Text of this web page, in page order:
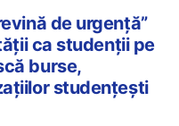
de urgență”
ca studenții pe
burse,
studențești